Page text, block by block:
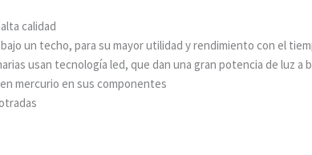
calidad
un techo, para su mayor utilidad y rendimiento con el
usan tecnología led, que dan una gran potencia de luz a
mercurio en sus componentes